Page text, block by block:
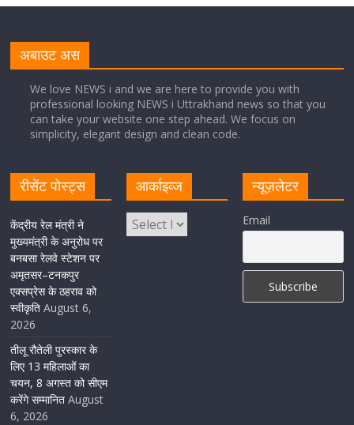
August 5, 2026 1 Comment
सीएम धामी ने हरिद्वार में शिवभक्तों का हेलिकॉप्टर से पुष्पवर्षा और पैर
धोकर किया स्वागत
विकास योजनाओं का लोकार्पण-शिलान्यास
अबाउट अस
We love NEWS i and we are here to provide you with
professional looking NEWS i Uttrakhand news so that you
can take your website one step ahead. We focus on
simplicity, elegant design and clean code.
रीसेंट पोस्ट्स
केंद्रीय रेल मंत्री ने
मुख्यमंत्री के अनुरोध पर
बनबसा रेलवे स्टेशन पर
अमृतसर–टनकपुर
एक्सप्रेस के ठहराव को
स्वीकृति August 6,
2026
तीलू रौतेली पुरस्कार के
लिए 13 महिलाओं का
चयन, 8 अगस्त को सीएम
करेंगे सम्मानित August
6, 2026
आर्काइव्ज न्यूज़लेटर
Email